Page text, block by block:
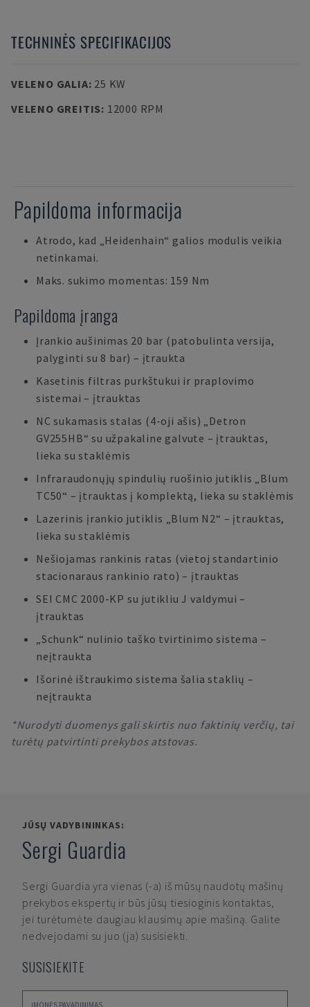
TECHNINĖS SPECIFIKACIJOS
VELENO GALIA: 25 KW
VELENO GREITIS: 12000 RPM
Papildoma informacija
Atrodo, kad „Heidenhain“ galios modulis veikia
netinkamai.
Maks. sukimo momentas: 159 Nm
Papildoma įranga
Įrankio aušinimas 20 bar (patobulinta versija,
palyginti su 8 bar) – įtraukta
Kasetinis filtras purkštukui ir praplovimo
sistemai – įtrauktas
NC sukamasis stalas (4-oji ašis) „Detron
GV255HB“ su užpakaline galvute – įtrauktas,
lieka su staklėmis
Infraraudonųjų spindulių ruošinio jutiklis „Blum
TC50“ – įtrauktas į komplektą, lieka su staklėmis
Lazerinis įrankio jutiklis „Blum N2“ – įtrauktas,
lieka su staklėmis
Nešiojamas rankinis ratas (vietoj standartinio
stacionaraus rankinio rato) – įtrauktas
SEI CMC 2000-KP su jutikliu J valdymui –
įtrauktas
„Schunk“ nulinio taško tvirtinimo sistema –
neįtraukta
Išorinė ištraukimo sistema šalia staklių –
neįtraukta
*Nurodyti duomenys gali skirtis nuo faktinių verčių, tai
turėtų patvirtinti prekybos atstovas.
JŪSŲ VADYBININKAS:
Sergi Guardia
Sergi Guardia yra vienas (-a) iš mūsų naudotų mašinų
prekybos ekspertų ir būs jūsų tiesioginis kontaktas,
jei turėtumėte daugiau klausimų apie mašiną. Galite
nedvejodami su juo (ja) susisiekti.
SUSISIEKITE